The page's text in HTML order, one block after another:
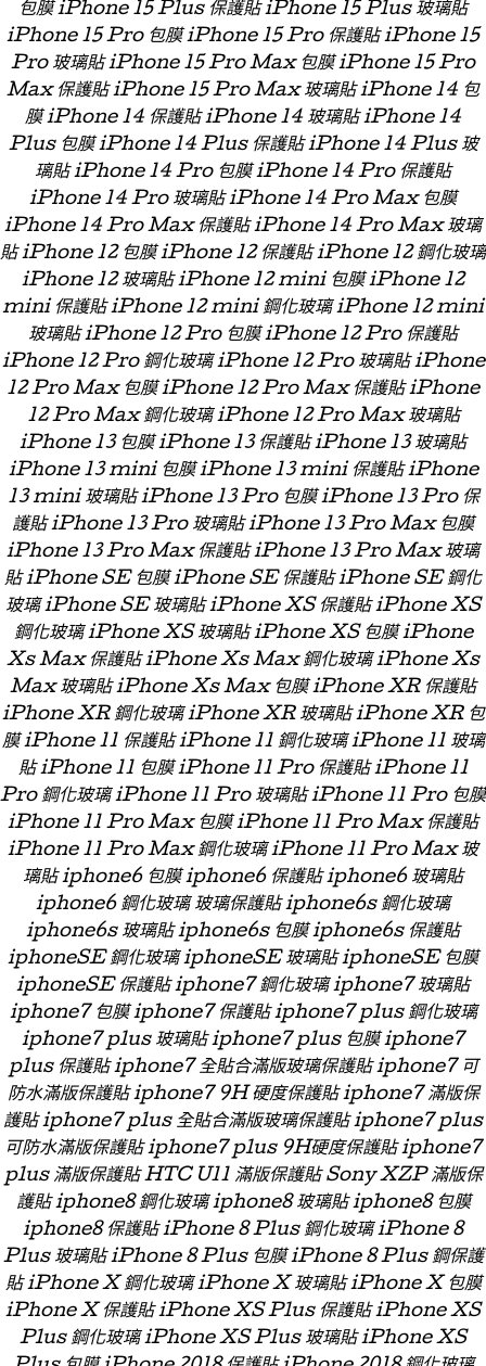
包膜 iPhone 15 Plus 保護貼 iPhone 15 Plus 玻璃貼
iPhone 15 Pro 包膜 iPhone 15 Pro 保護貼 iPhone 15
Pro 玻璃貼 iPhone 15 Pro Max 包膜 iPhone 15 Pro
Max 保護貼 iPhone 15 Pro Max 玻璃貼 iPhone 14 包
膜 iPhone 14 保護貼 iPhone 14 玻璃貼 iPhone 14
Plus 包膜 iPhone 14 Plus 保護貼 iPhone 14 Plus 玻
璃貼 iPhone 14 Pro 包膜 iPhone 14 Pro 保護貼
iPhone 14 Pro 玻璃貼 iPhone 14 Pro Max 包膜
iPhone 14 Pro Max 保護貼 iPhone 14 Pro Max 玻璃
貼 iPhone 12 包膜 iPhone 12 保護貼 iPhone 12 鋼化玻璃
iPhone 12 玻璃貼 iPhone 12 mini 包膜 iPhone 12
mini 保護貼 iPhone 12 mini 鋼化玻璃 iPhone 12 mini
玻璃貼 iPhone 12 Pro 包膜 iPhone 12 Pro 保護貼
iPhone 12 Pro 鋼化玻璃 iPhone 12 Pro 玻璃貼 iPhone
12 Pro Max 包膜 iPhone 12 Pro Max 保護貼 iPhone
12 Pro Max 鋼化玻璃 iPhone 12 Pro Max 玻璃貼
iPhone 13 包膜 iPhone 13 保護貼 iPhone 13 玻璃貼
iPhone 13 mini 包膜 iPhone 13 mini 保護貼 iPhone
13 mini 玻璃貼 iPhone 13 Pro 包膜 iPhone 13 Pro 保
護貼 iPhone 13 Pro 玻璃貼 iPhone 13 Pro Max 包膜
iPhone 13 Pro Max 保護貼 iPhone 13 Pro Max 玻璃
貼 iPhone SE 包膜 iPhone SE 保護貼 iPhone SE 鋼化
玻璃 iPhone SE 玻璃貼 iPhone XS 保護貼 iPhone XS
鋼化玻璃 iPhone XS 玻璃貼 iPhone XS 包膜 iPhone
Xs Max 保護貼 iPhone Xs Max 鋼化玻璃 iPhone Xs
Max 玻璃貼 iPhone Xs Max 包膜 iPhone XR 保護貼
iPhone XR 鋼化玻璃 iPhone XR 玻璃貼 iPhone XR 包
膜 iPhone 11 保護貼 iPhone 11 鋼化玻璃 iPhone 11 玻璃
貼 iPhone 11 包膜 iPhone 11 Pro 保護貼 iPhone 11
Pro 鋼化玻璃 iPhone 11 Pro 玻璃貼 iPhone 11 Pro 包膜
iPhone 11 Pro Max 包膜 iPhone 11 Pro Max 保護貼
iPhone 11 Pro Max 鋼化玻璃 iPhone 11 Pro Max 玻
璃貼 iphone6 包膜 iphone6 保護貼 iphone6 玻璃貼
iphone6 鋼化玻璃 玻璃保護貼 iphone6s 鋼化玻璃
iphone6s 玻璃貼 iphone6s 包膜 iphone6s 保護貼
iphoneSE 鋼化玻璃 iphoneSE 玻璃貼 iphoneSE 包膜
iphoneSE 保護貼 iphone7 鋼化玻璃 iphone7 玻璃貼
iphone7 包膜 iphone7 保護貼 iphone7 plus 鋼化玻璃
iphone7 plus 玻璃貼 iphone7 plus 包膜 iphone7
plus 保護貼 iphone7 全貼合滿版玻璃保護貼 iphone7 可
防水滿版保護貼 iphone7 9H 硬度保護貼 iphone7 滿版保
護貼 iphone7 plus 全貼合滿版玻璃保護貼 iphone7 plus
可防水滿版保護貼 iphone7 plus 9H硬度保護貼 iphone7
plus 滿版保護貼 HTC U11 滿版保護貼 Sony XZP 滿版保
護貼 iphone8 鋼化玻璃 iphone8 玻璃貼 iphone8 包膜
iphone8 保護貼 iPhone 8 Plus 鋼化玻璃 iPhone 8
Plus 玻璃貼 iPhone 8 Plus 包膜 iPhone 8 Plus 鋼保護
貼 iPhone X 鋼化玻璃 iPhone X 玻璃貼 iPhone X 包膜
iPhone X 保護貼 iPhone XS Plus 保護貼 iPhone XS
Plus 鋼化玻璃 iPhone XS Plus 玻璃貼 iPhone XS